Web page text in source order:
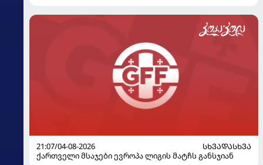
21:07/04-08-2026
ᲡᲮᲕᲐᲓᲐᲡᲮᲕᲐ
ქართველი მსაჯები ევროპა ლიგის მატჩს განსჯიან